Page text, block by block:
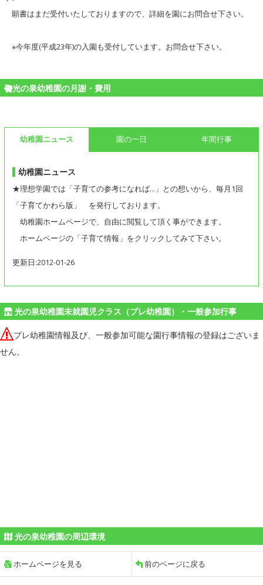
願書はまだ受付いたしておりますので、詳細を園にお問合せ下さい。
※今年度(平成23年)の入園も受付しています。お問合せ下さい。
光の泉幼稚園の月謝・費用
幼稚園ニュース 園の一日 年間行事
幼稚園ニュース
★理想学園では「子育ての参考になれば…」との想いから、毎月1回
「子育てかわら版」 を発行しております。
幼稚園ホームページで、自由に閲覧して頂く事ができます。
ホームページの「子育て情報」をクリックしてみて下さい。
更新日:2012-01-26
光の泉幼稚園未就園児クラス（プレ幼稚園）・一般参加行事
プレ幼稚園情報及び、一般参加可能な園行事情報の登録はございま
せん。
光の泉幼稚園の周辺環境
ホームページを見る 前のページに戻る